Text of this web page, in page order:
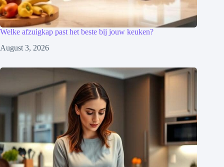
Welke afzuigkap past het beste bij jouw keuken?
August 3, 2026